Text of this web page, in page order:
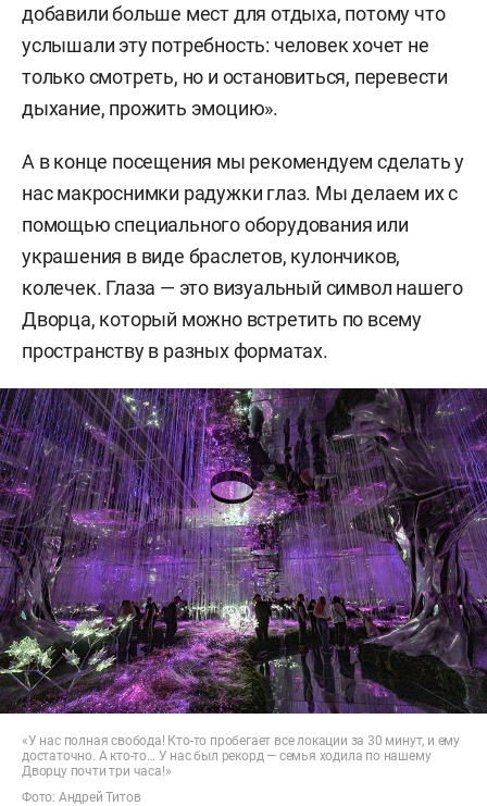
добавили больше мест для отдыха, потому что
услышали эту потребность: человек хочет не
только смотреть, но и остановиться, перевести
дыхание, прожить эмоцию».
А в конце посещения мы рекомендуем сделать у
нас макроснимки радужки глаз. Мы делаем их с
помощью специального оборудования или
украшения в виде браслетов, кулончиков,
колечек. Глаза — это визуальный символ нашего
Дворца, который можно встретить по всему
пространству в разных форматах.
«У нас полная свобода! Кто-то пробегает все локации за 30 минут, и ему
достаточно. А кто-то… У нас был рекорд — семья ходила по нашему
Дворцу почти три часа!»
Фото: Андрей Титов